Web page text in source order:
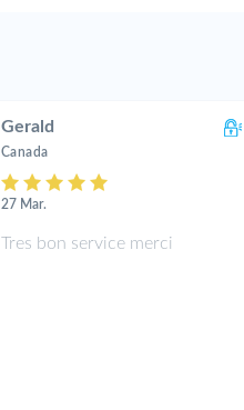
Gerald
Canada
27 Mar.
Tres bon service merci